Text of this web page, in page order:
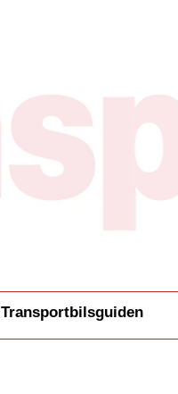
Transportbilsguiden